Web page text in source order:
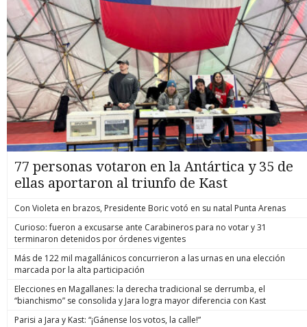
77 personas votaron en la Antártica y 35 de
ellas aportaron al triunfo de Kast
Con Violeta en brazos, Presidente Boric votó en su natal Punta Arenas
Curioso: fueron a excusarse ante Carabineros para no votar y 31
terminaron detenidos por órdenes vigentes
Más de 122 mil magallánicos concurrieron a las urnas en una elección
marcada por la alta participación
Elecciones en Magallanes: la derecha tradicional se derrumba, el
“bianchismo” se consolida y Jara logra mayor diferencia con Kast
Parisi a Jara y Kast: “¡Gánense los votos, la calle!”